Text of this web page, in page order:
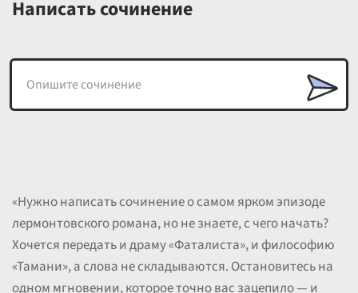
Написать сочинение
«Нужно написать сочинение о самом ярком эпизоде
лермонтовского романа, но не знаете, с чего начать?
Хочется передать и драму «Фаталиста», и философию
«Тамани», а слова не складываются. Остановитесь на
одном мгновении, которое точно вас зацепило — и